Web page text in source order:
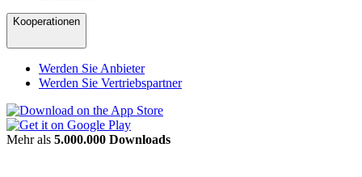
Kooperationen
Werden Sie Anbieter
Werden Sie Vertriebspartner
Mehr als 5.000.000 Downloads